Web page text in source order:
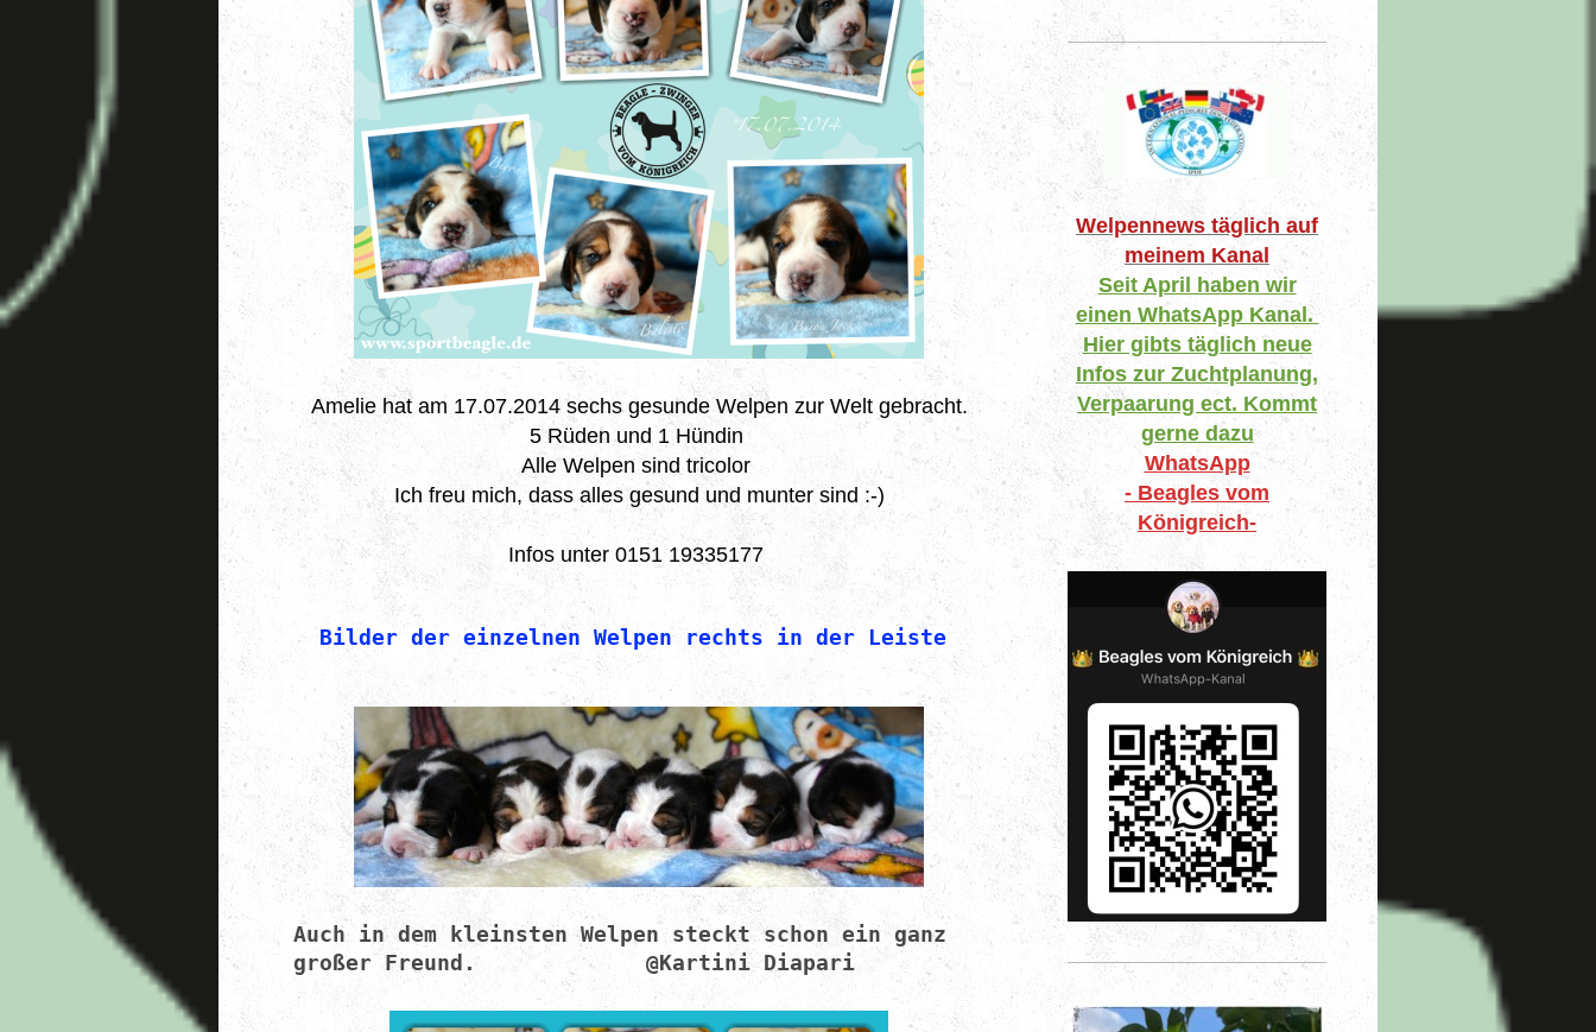
Amelie hat am 17.07.2014 sechs gesunde Welpen zur Welt gebracht.
5 Rüden und 1 Hündin
Alle Welpen sind tricolor
Ich freu mich, dass alles gesund und munter sind :-)
Infos unter 0151 19335177
Bilder der einzelnen Welpen rechts in der Leiste
Auch in dem kleinsten Welpen steckt schon ein ganz
großer Freund. @Kartini Diapari
Welpennews täglich auf
meinem Kanal
Seit April haben wir
einen WhatsApp Kanal.
Hier gibts täglich neue
Infos zur Zuchtplanung,
Verpaarung ect. Kommt
gerne dazu
WhatsApp
- Beagles vom
Königreich-